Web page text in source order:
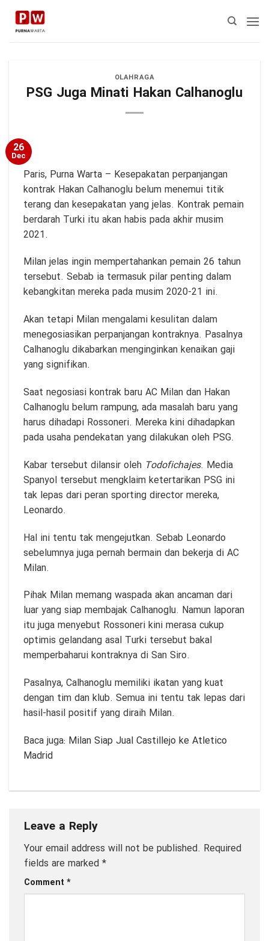
Skip
content
OLAHRAGA
PSG Juga Minati Hakan Calhanoglu
26
Dec
Paris, Purna Warta – Kesepakatan perpanjangan
kontrak Hakan Calhanoglu belum menemui titik
terang dan kesepakatan yang jelas. Kontrak pemain
berdarah Turki itu akan habis pada akhir musim
2021.
Milan jelas ingin mempertahankan pemain 26 tahun
tersebut. Sebab ia termasuk pilar penting dalam
kebangkitan mereka pada musim 2020-21 ini.
Akan tetapi Milan mengalami kesulitan dalam
menegosiasikan perpanjangan kontraknya. Pasalnya
Calhanoglu dikabarkan menginginkan kenaikan gaji
yang signifikan.
Saat negosiasi kontrak baru AC Milan dan Hakan
Calhanoglu belum rampung, ada masalah baru yang
harus dihadapi Rossoneri. Mereka kini dihadapkan
pada usaha pendekatan yang dilakukan oleh PSG.
Kabar tersebut dilansir oleh Todofichajes. Media
Spanyol tersebut mengklaim ketertarikan PSG ini
tak lepas dari peran sporting director mereka,
Leonardo.
Hal ini tentu tak mengejutkan. Sebab Leonardo
sebelumnya juga pernah bermain dan bekerja di AC
Milan.
Pihak Milan memang waspada akan ancaman dari
luar yang siap membajak Calhanoglu. Namun laporan
itu juga menyebut Rossoneri kini merasa cukup
optimis gelandang asal Turki tersebut bakal
memperbaharui kontraknya di San Siro.
Pasalnya, Calhanoglu memiliki ikatan yang kuat
dengan tim dan klub. Semua ini tentu tak lepas dari
hasil-hasil positif yang diraih Milan.
Baca juga: Milan Siap Jual Castillejo ke Atletico
Madrid
Leave a Reply
Your email address will not be published. Required
fields are marked *
Comment *